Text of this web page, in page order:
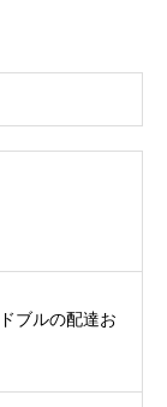
ブルの配達お